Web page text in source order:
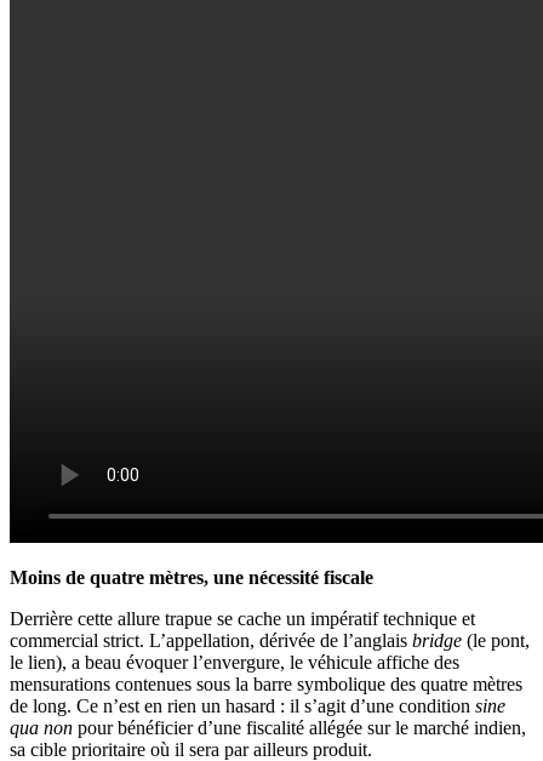
Moins de quatre mètres, une nécessité fiscale
Derrière cette allure trapue se cache un impératif technique et
commercial strict. L’appellation, dérivée de l’anglais bridge (le pont,
le lien), a beau évoquer l’envergure, le véhicule affiche des
mensurations contenues sous la barre symbolique des quatre mètres
de long. Ce n’est en rien un hasard : il s’agit d’une condition sine
qua non pour bénéficier d’une fiscalité allégée sur le marché indien,
sa cible prioritaire où il sera par ailleurs produit.